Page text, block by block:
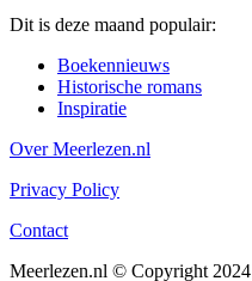
Dit is deze maand populair:
Boekennieuws
Historische romans
Inspiratie
Over Meerlezen.nl
Privacy Policy
Contact
Meerlezen.nl © Copyright 2024